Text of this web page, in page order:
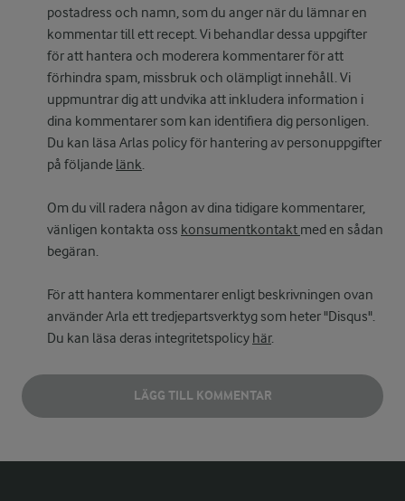
postadress och namn, som du anger när du lämnar en
kommentar till ett recept. Vi behandlar dessa uppgifter
för att hantera och moderera kommentarer för att
förhindra spam, missbruk och olämpligt innehåll. Vi
uppmuntrar dig att undvika att inkludera information i
dina kommentarer som kan identifiera dig personligen.
Du kan läsa Arlas policy för hantering av personuppgifter
på följande länk.
Om du vill radera någon av dina tidigare kommentarer,
vänligen kontakta oss konsumentkontakt med en sådan
begäran.
För att hantera kommentarer enligt beskrivningen ovan
använder Arla ett tredjepartsverktyg som heter "Disqus".
Du kan läsa deras integritetspolicy här.
LÄGG TILL KOMMENTAR